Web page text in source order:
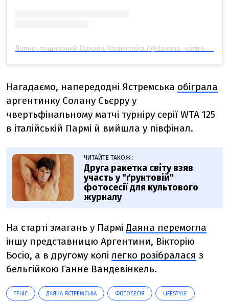
Нагадаємо, напередодні Ястремська обіграла
аргентинку Солану Сьєрру у
чвертьфінальному матчі турніру серії WTA 125
в італійській Пармі й вийшла у півфінал.
ЧИТАЙТЕ ТАКОЖ :
Друга ракетка світу взяв
участь у "ґрунтовій"
фотосесії для культового
журналу
На старті змагань у Пармі Даяна перемогла
іншу представницю Аргентини, Вікторію
Босіо, а в другому колі легко розібралася з
бельгійкою Ганне Вандевінкель.
ТЕНІС ДАЯНА ЯСТРЕМСЬКА ФОТОСЕСІЯ LIFESTYLE